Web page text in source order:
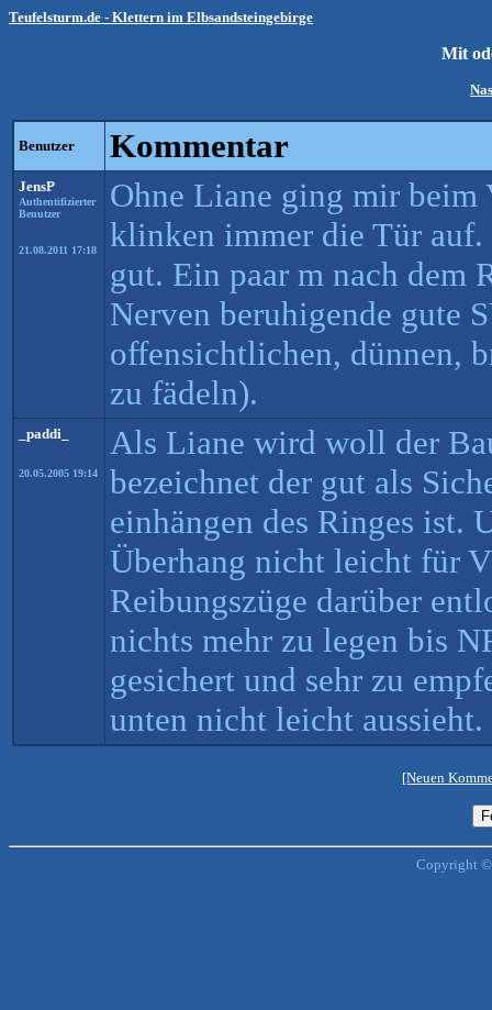
Teufelsturm.de - Klettern im Elbsandsteingebirge
Mit
Benutzer Kommentar
JensP
Authentifizierter
Benutzer
21.08.2011 17:18
Ohne Liane ging mir beim
klinken immer die Tür
gut. Ein paar m nach dem
Nerven beruhigende gute
offensichtlichen, dünnen,
zu fädeln).
_paddi_
20.05.2005 19:14
Als Liane wird woll der
bezeichnet der gut als
einhängen des Ringes ist.
Überhang nicht leicht für
Reibungszüge darüber
nichts mehr zu legen bis
gesichert und sehr zu
unten nicht leicht aussieht.
[Neuen
Copyright ©